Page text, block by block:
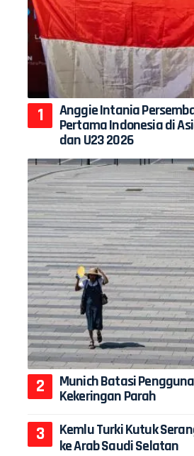
Anggie Intania
Pertama Indonesia di
dan U23 2026
Munich Batasi
Kekeringan Parah
Kemlu Turki Kutuk
ke Arab Saudi Selatan